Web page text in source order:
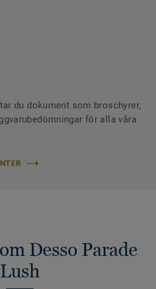
du dokument som broschyrer,
för alla våra
Desso Parade
Lush